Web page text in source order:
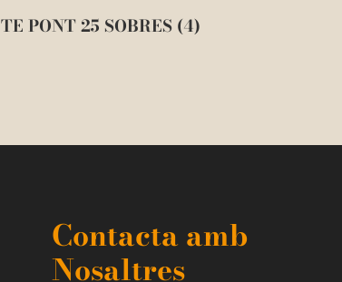
TE PONT 25 SOBRES (4)
Contacta amb
Nosaltres